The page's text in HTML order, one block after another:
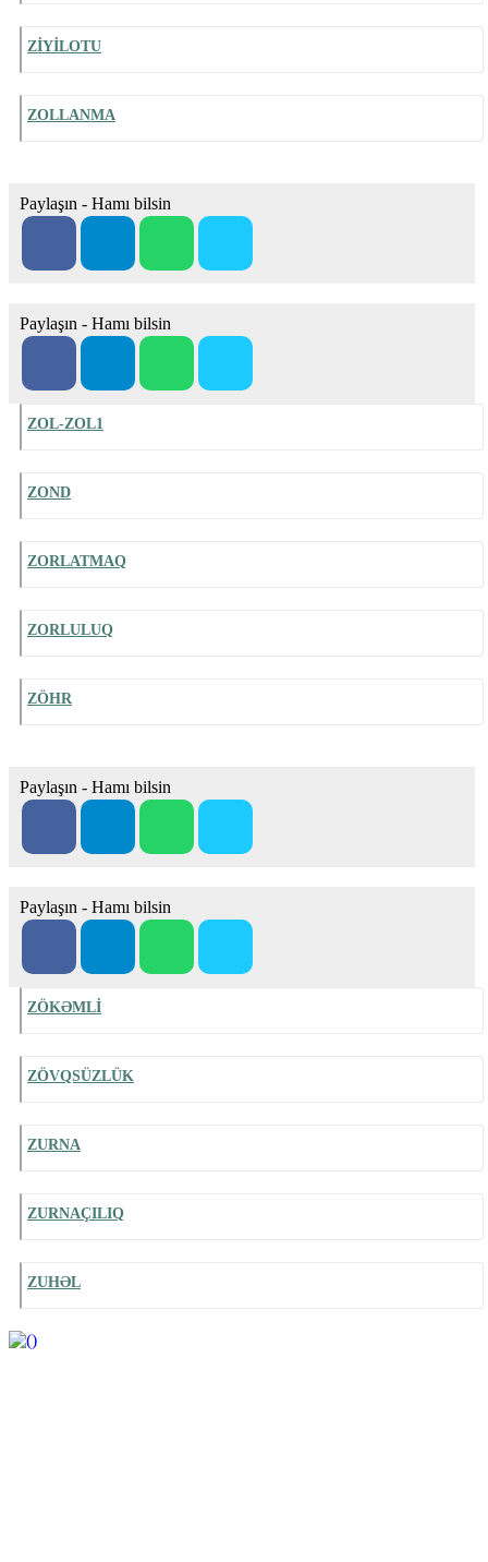
ZİYİLOTU
ZOLLANMA
Paylaşın - Hamı bilsin
Paylaşın - Hamı bilsin
ZOL-ZOL1
ZOND
ZORLATMAQ
ZORLULUQ
ZÖHR
Paylaşın - Hamı bilsin
Paylaşın - Hamı bilsin
ZÖKƏMLİ
ZÖVQSÜZLÜK
ZURNA
ZURNAÇILIQ
ZUHƏL